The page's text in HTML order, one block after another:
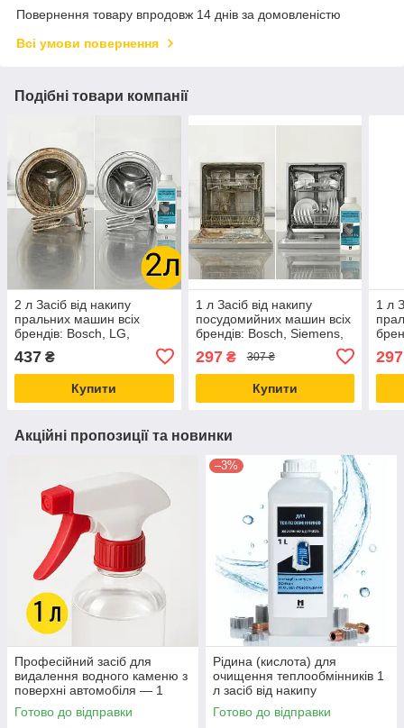
Повернення товару впродовж 14 днів за домовленістю
Всі умови повернення
Подібні товари компанії
2 л Засіб від накипу
пральних машин всіх
брендів: Bosch, LG,
Indesit, Candy, Whirlpool,
Beko - рідина
437 ₴
Купити
1 л Засіб від накипу
посудомийних машин всіх
брендів: Bosch, Siemens,
Electrolux, LG, Samsung -
очищувач універсальний
297₴ 307 ₴
Купити
1 л
297
Акційні пропозиції та новинки
Професійний засіб для
видалення водного каменю з
поверхні автомобіля — 1
літр, для детейлінгу
Готово до відправки
–3%
Рідина (кислота) для
очищення теплообмінників 1
л засіб від накипу
Готово до відправки